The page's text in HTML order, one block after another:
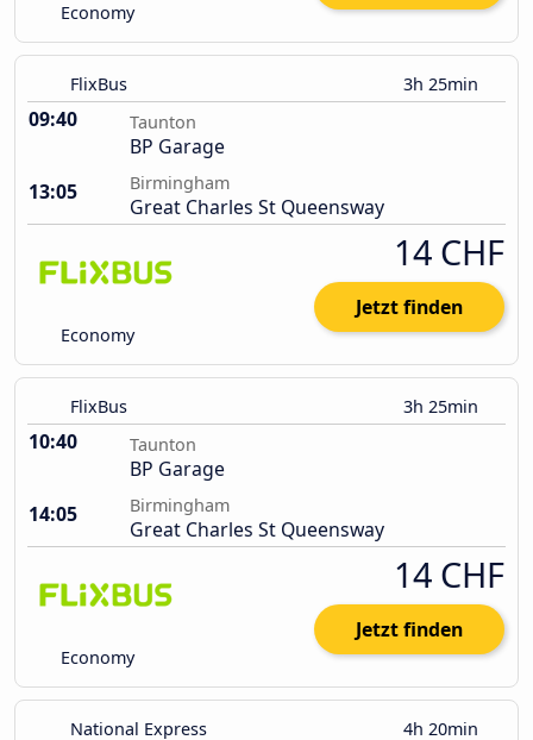
Economy
FlixBus 3h 25min
09:40 Taunton
BP Garage
13:05
Birmingham
Great Charles St Queensway
Economy
14 CHF
Jetzt finden
FlixBus 3h 25min
10:40 Taunton
BP Garage
14:05
Birmingham
Great Charles St Queensway
Economy
14 CHF
Jetzt finden
National Express 4h 20min